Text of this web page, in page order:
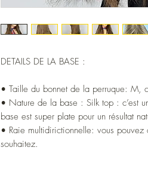
DETAILS DE LA BASE :
• Taille du bonnet de la perruque: M,
• Nature de la base : Silk top : c’est
base est super plate pour un résultat
• Raie multidirictionnelle: vous
souhaitez.